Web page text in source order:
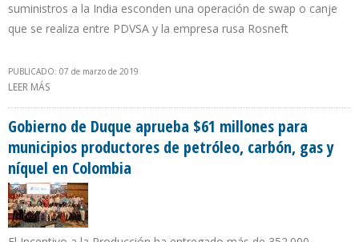
suministros a la India esconden una operación de swap o canje
que se realiza entre PDVSA y la empresa rusa Rosneft
PUBLICADO: 07 de marzo de 2019
LEER MÁS
Gobierno de Duque aprueba $61 millones para
municipios productores de petróleo, carbón, gas y
níquel en Colombia